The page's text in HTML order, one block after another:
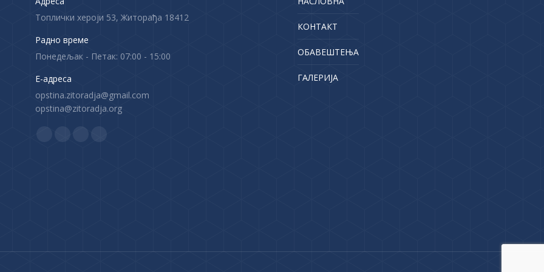
Топлички хероји 53, Житорађа 18412
Радно време
Понедељак - Петак: 07:00 - 15:00
Е-адреса
opstina.zitoradja@gmail.com
opstina@zitoradja.org
k
X
e
p
I
a
КОНТАКТ
ОБАВЕШТЕЊА
ГАЛЕРИЈА